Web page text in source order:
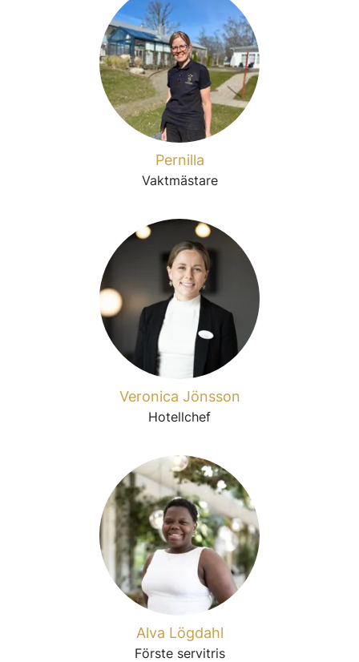
Pernilla
Vaktmästare
Veronica Jönsson
Hotellchef
Alva Lögdahl
Förste servitris